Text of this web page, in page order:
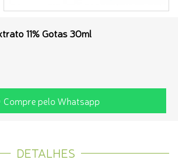
11% Gotas 30ml
Compre pelo Whatsapp
DETALHES